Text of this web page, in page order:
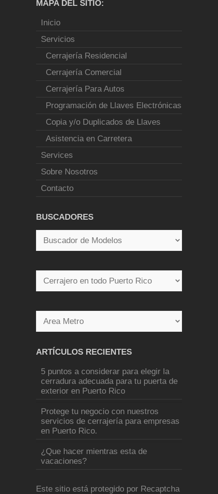
MAPA DEL SITIO:
Inicio
Servicios
Cerrajería Residencial
Cerrajería Comercial
Cerrajería Para Autos
Programación de Llaves Electrónicas
Copia y/o Duplicados de Llaves
Asistencia en Carretera
Services
Sobre Nosotros
Contacto
BUSCADORES
ARTÍCULOS RECIENTES
5 puntos a considerar para elegir la
cerradura adecuada para tu puerta de
exterior en Puerto Rico
Protege tu negocio con nuestros
servicios de cerrajería para empresas
en Puerto Rico.
¿Que hacer mientras esta de
vacaciones?
Este sitio está protegido por Recaptcha